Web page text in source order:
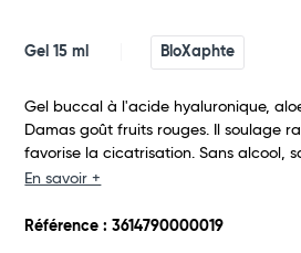
Total
Gel 15 ml BloXaphte
Gel buccal à l'acide hyaluronique,
Damas goût fruits rouges. Il soulage
favorise la cicatrisation. Sans alcool,
En savoir +
Référence : 3614790000019